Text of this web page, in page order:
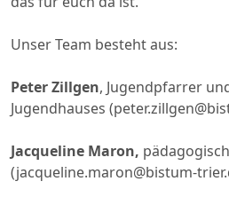
Unser Team besteht aus:
Peter Zillgen, Jugendpfarrer
Jugendhauses
Jacqueline Maron,
(jacqueline.maron@bistum-